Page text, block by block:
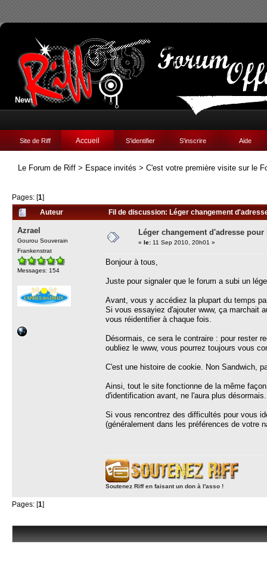
News:
Site de Riff Accueil S'identifier S'inscrire Aide
Le Forum de Riff > Espace invités > C'est votre première visite sur le
Pages: [1]
Auteur
Fil de discussion: Léger changement
Azrael
Gourou Souverain
Frankenstrat
Messages: 154
Léger changement d'adresse
« le: 11 Sep 2010, 20h01 »
Bonjour à tous,
Juste pour signaler que le forum a subi un
Avant, vous y accédiez la plupart du temps
Si vous essayiez d'ajouter www, ça marchait
vous réidentifier à chaque fois.
Désormais, ce sera le contraire : pour rester
oubliez le www, vous pourrez toujours vous
C'est une histoire de cookie. Non Sandwich,
Ainsi, tout le site fonctionne de la même
d'identification avant, ne l'aura plus désormais.
Si vous rencontrez des difficultés pour vous
(généralement dans les préférences de votre
Soutenez Riff en faisant un don à l'asso !
Pages: [1]